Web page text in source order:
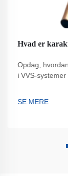
Hvad er
Opdag,
i VVS-
SE MERE